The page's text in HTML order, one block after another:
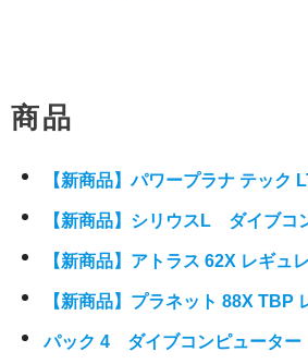
商品
【新商品】パワープラナ テッ
【新商品】シリウスL ダイブコ
【新商品】アトラス 62X レギュ
【新商品】プラネット 88X TBP
パック 4 ダイブコンピューター